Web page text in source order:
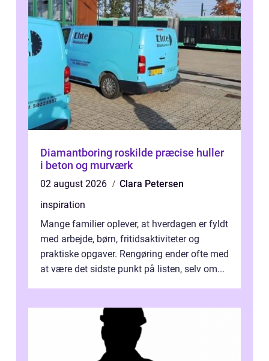
Diamantboring roskilde præcise huller
i beton og murværk
02 august 2026
Clara Petersen
inspiration
Mange familier oplever, at hverdagen er fyldt
med arbejde, børn, fritidsaktiviteter og
praktiske opgaver. Rengøring ender ofte med
at være det sidste punkt på listen, selv om...